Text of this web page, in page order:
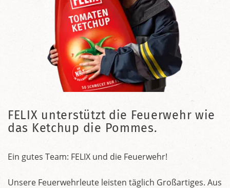
FELIX unterstützt die Feuerwehr wie
das Ketchup die Pommes.
Ein gutes Team: FELIX und die Feuerwehr!
Unsere Feuerwehrleute leisten täglich Großartiges. Aus